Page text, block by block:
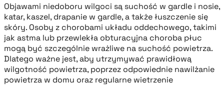
Objawami niedoboru wilgoci są suchość w gardle i nosie,
katar, kaszel, drapanie w gardle, a także łuszczenie się
skóry. Osoby z chorobami układu oddechowego, takimi
jak astma lub przewlekła obturacyjna choroba płuc
mogą być szczególnie wrażliwe na suchość powietrza.
Dlatego ważne jest, aby utrzymywać prawidłową
wilgotność powietrza, poprzez odpowiednie nawilżanie
powietrza w domu oraz regularne wietrzenie